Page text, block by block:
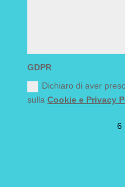
GDPR
Dichiaro di aver
sullaCookie e Privacy
6